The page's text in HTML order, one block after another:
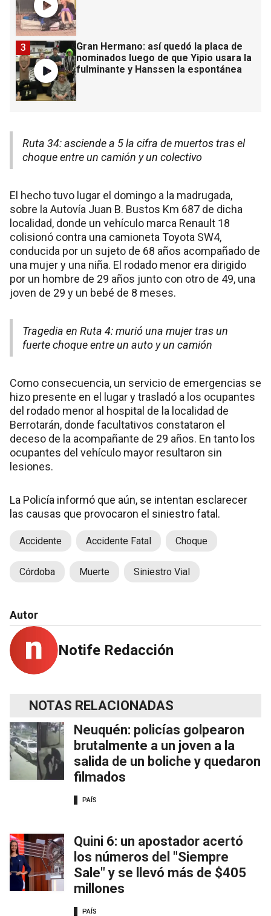
Gran Hermano: así quedó la placa de
nominados luego de que Yipio usara la
fulminante y Hanssen la espontánea
3
Ruta 34: asciende a 5 la cifra de muertos tras el
choque entre un camión y un colectivo
El hecho tuvo lugar el domingo a la madrugada,
sobre la Autovía Juan B. Bustos Km 687 de dicha
localidad, donde un vehículo marca Renault 18
colisionó contra una camioneta Toyota SW4,
conducida por un sujeto de 68 años acompañado de
una mujer y una niña. El rodado menor era dirigido
por un hombre de 29 años junto con otro de 49, una
joven de 29 y un bebé de 8 meses.
Tragedia en Ruta 4: murió una mujer tras un
fuerte choque entre un auto y un camión
Como consecuencia, un servicio de emergencias se
hizo presente en el lugar y trasladó a los ocupantes
del rodado menor al hospital de la localidad de
Berrotarán, donde facultativos constataron el
deceso de la acompañante de 29 años. En tanto los
ocupantes del vehículo mayor resultaron sin
lesiones.
La Policía informó que aún, se intentan esclarecer
las causas que provocaron el siniestro fatal.
Accidente Accidente Fatal Choque
Córdoba Muerte Siniestro Vial
Autor
Notife Redacción
NOTAS RELACIONADAS
Neuquén: policías golpearon
brutalmente a un joven a la
salida de un boliche y quedaron
filmados
PAÍS
Quini 6: un apostador acertó
los números del "Siempre
Sale" y se llevó más de $405
millones
PAÍS